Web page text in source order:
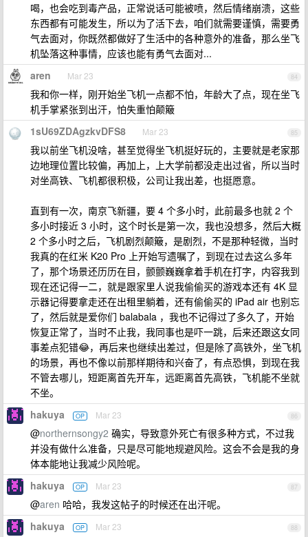
喝，也会吃到毒产品，正常说话可能被喷，然后情绪崩溃，这些
东西都有可能发生，所以为了活下去，咱们就需要谨慎，需要勇
气去面对，你既然都做好了生活中的各种意外的准备，那么坐飞
机坠落这种事情，应该也能有勇气去面对...
84
aren Mar 23
我和你一样，刚开始坐飞机一点都不怕，年龄大了点，现在坐飞
机手掌紧张到出汗，怕失重怕颠簸
85
1sU69ZDAgzkvDFS8 Mar 23
我以前坐飞机没啥，甚至觉得坐飞机挺好玩的，主要就是老家那
边地理位置比较偏，再加上，上大学前都没走出过省，所以当时
对坐高铁、飞机都很积极，公司让我出差，也挺愿意。
直到有一次，南京飞新疆，要 4 个多小时，此前最多也就 2 个
多小时接近 3 小时，这个时长是第一次，我也没想多，然后大概
2 个多小时之后，飞机剧烈颠簸，是剧烈，不是那种轻微，当时
我真的在红米 K20 Pro 上开始写遗嘱了，到现在过去这么多年
了，那个场景还历历在目，颤颤巍巍拿着手机在打字，内容我到
现在还记得一二，就是跟家里人说我偷偷买的游戏本还有 4K 显
示器记得要拿走还在出租里躺着，还有偷偷买的 iPad air 也别忘
了，然后就是爱你们 balabala ，我也不记得过了多久了，开始
恢复正常了，当时不止我，我同事也是吓一跳，后来还跟这女同
事差点犯错😂，再后来也继续出差过，但是除了高铁外，坐飞机
的场景，再也不像以前那样期待和兴奋了，有点恐惧，到现在我
不管去哪儿，短距离首先开车，远距离首先高铁，飞机能不坐就
不坐。
86
hakuya OP Mar 23
@northernsongy2 确实，导致意外死亡有很多种方式，不过我
并没有做什么准备，只是尽可能地规避风险。这会不会是我的身
体本能地让我减少风险呢。
87
hakuya OP Mar 23
@aren 哈哈，我发这帖子的时候还在出汗呢。
88
hakuya OP Mar 23